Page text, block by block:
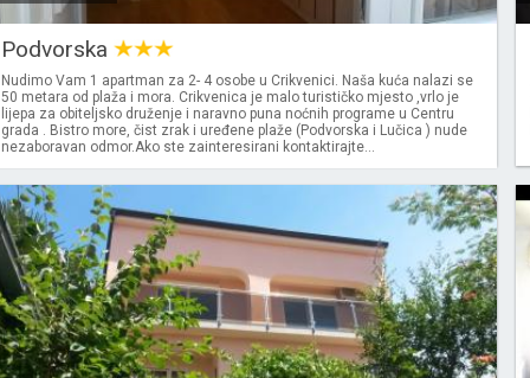
Podvorska
Nudimo Vam 1 apartman za 2- 4 osobe u Crikvenici. Naša kuća nalazi se
50 metara od plaža i mora. Crikvenica je malo turističko mjesto ,vrlo je
lijepa za obiteljsko druženje i naravno puna noćnih programe u Centru
grada . Bistro more, čist zrak i uređene plaže (Podvorska i Lučica ) nude
nezaboravan odmor.Ako ste zainteresirani kontaktirajte...